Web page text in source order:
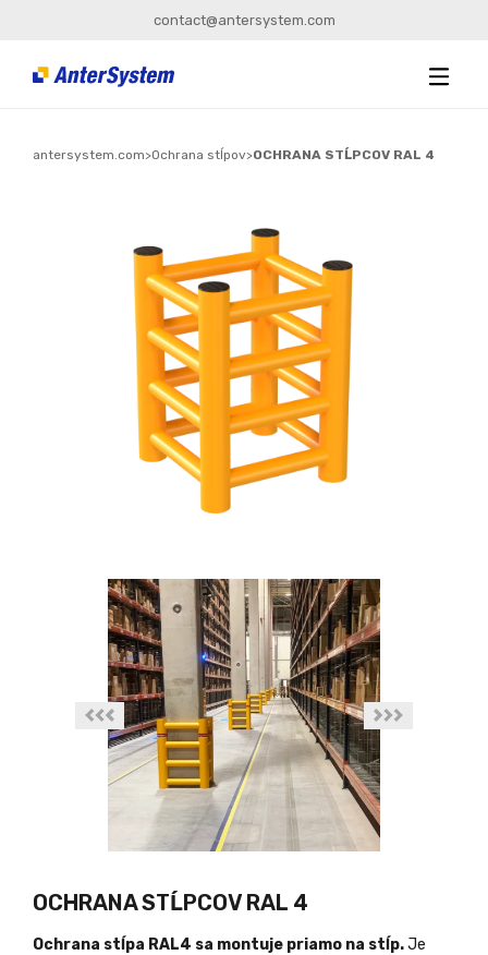
contact@antersystem.com
antersystem.com>Ochrana stĺpov>OCHRANA STĹPCOV RAL 4
OCHRANA STĹPCOV RAL 4
Ochrana stĺpa RAL4 sa montuje priamo na stĺp.Je